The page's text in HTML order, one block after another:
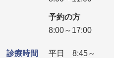
予約の方
8:00～17:00
診療時間 平日 8:45～